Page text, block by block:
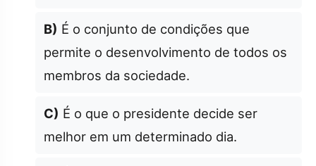
B) É o conjunto de condições que
permite o desenvolvimento de todos os
membros da sociedade.
C) É o que o presidente decide ser
melhor em um determinado dia.